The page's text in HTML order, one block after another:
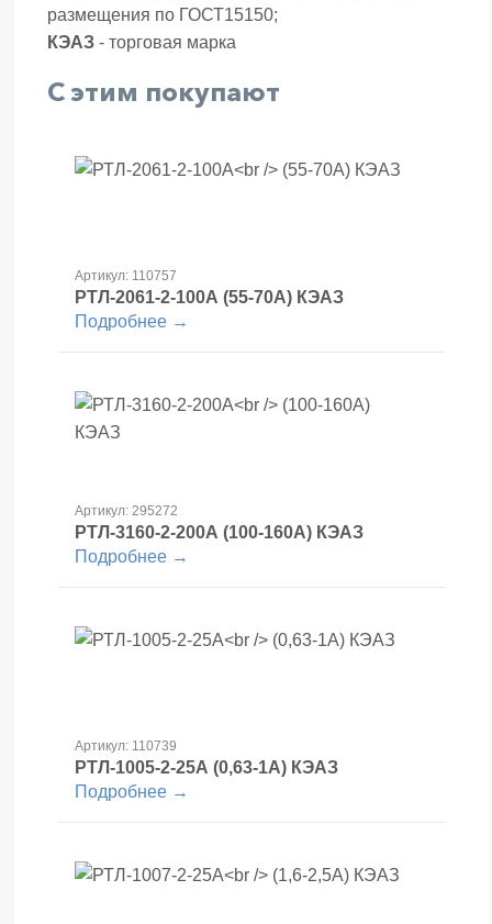
размещения по ГОСТ15150;
КЭАЗ - торговая марка
С этим покупают
Артикул: 110757
РТЛ-2061-2-100А (55-70А) КЭАЗ
Подробнее →
Артикул: 295272
РТЛ-3160-2-200А (100-160А) КЭАЗ
Подробнее →
Артикул: 110739
РТЛ-1005-2-25А (0,63-1А) КЭАЗ
Подробнее →